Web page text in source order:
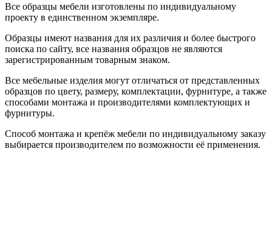
Все образцы мебели изготовлены по индивидуальному
проекту в единственном экземпляре.
Образцы имеют названия для их различия и более быстрого
поиска по сайту, все названия образцов не являются
зарегистрированным товарным знаком.
Все мебельные изделия могут отличаться от представленных
образцов по цвету, размеру, комплектации, фурнитуре, а также
способами монтажа и производителями комплектующих и
фурнитуры.
Способ монтажа и крепёж мебели по индивидуальному заказу
выбирается производителем по возможности её применения.